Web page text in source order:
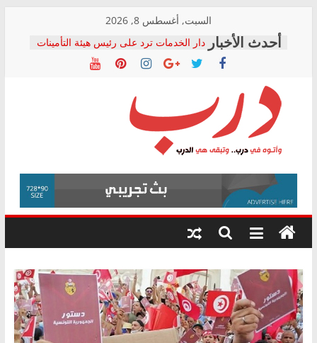
content
السبت, أغسطس 8, 2026
دار الخدمات ترد على رئيس هيئة التأمينات
بعد مؤتمره الصحفي: إنكار الأزمة لا ينهي
معاناة أصحاب المعاشات.. ونطالب بكشف
فرحات سليمان يكتب: القطاع الصحي إلى
أين؟
حزب التحالف الشعبي يطلق لجنة “الحق
في الصحة” بالإسكندرية لرصد الانتهاكات
ودعم المرضى
الوزاري لمدينة الصحفيين.. وانتهاء أعمال
إنشاء المبنى الإداري
المجلس القومي لحقوق الإنسان يعلن
متابعة قضية الدكتور محمد زهران.. ويؤكد:
قرينة البراءة وضمانات المحاكمة العادلة
درب
وأتوه
درب..
وتبقى
هي